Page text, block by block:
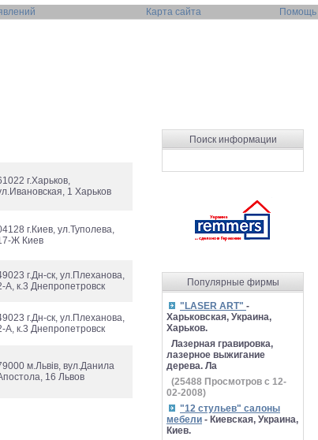
Карта сайта Помощь
г.Харьков,
1 Харьков
г.Киев, ул.Туполева,
Ж Киев
г.Дн-ск, ул.Плеханова,
А, к.3 Днепропетровск
г.Дн-ск, ул.Плеханова,
А, к.3 Днепропетровск
м.Львів, вул.Данила
16 Львов
Поиск информации
Популярные фирмы
"LASER ART" -
Харьковская, Украина,
Харьков.
Лазерная гравировка,
лазерное выжигание
дерева. Ла
(25488 Просмотров с 12-
02-2008)
"12 стульев" салоны
мебели - Киевская, Украина,
Киев.